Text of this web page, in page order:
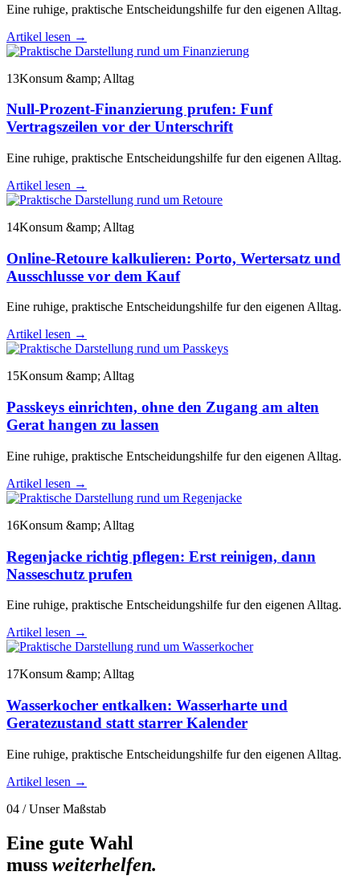
Eine ruhige, praktische Entscheidungshilfe fur den eigenen Alltag.
Artikel lesen →
13Konsum &amp; Alltag
Null-Prozent-Finanzierung prufen: Funf
Vertragszeilen vor der Unterschrift
Eine ruhige, praktische Entscheidungshilfe fur den eigenen Alltag.
Artikel lesen →
14Konsum &amp; Alltag
Online-Retoure kalkulieren: Porto, Wertersatz und
Ausschlusse vor dem Kauf
Eine ruhige, praktische Entscheidungshilfe fur den eigenen Alltag.
Artikel lesen →
15Konsum &amp; Alltag
Passkeys einrichten, ohne den Zugang am alten
Gerat hangen zu lassen
Eine ruhige, praktische Entscheidungshilfe fur den eigenen Alltag.
Artikel lesen →
16Konsum &amp; Alltag
Regenjacke richtig pflegen: Erst reinigen, dann
Nasseschutz prufen
Eine ruhige, praktische Entscheidungshilfe fur den eigenen Alltag.
Artikel lesen →
17Konsum &amp; Alltag
Wasserkocher entkalken: Wasserharte und
Geratezustand statt starrer Kalender
Eine ruhige, praktische Entscheidungshilfe fur den eigenen Alltag.
Artikel lesen →
04 / Unser Maßstab
Eine gute Wahl
muss weiterhelfen.